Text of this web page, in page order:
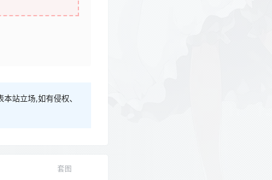
站立场,如有侵权、
套图